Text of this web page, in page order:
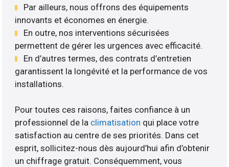
Par ailleurs, nous offrons des équipements
innovants et économes en énergie.
En outre, nos interventions sécurisées
permettent de gérer les urgences avec efficacité.
En d’autres termes, des contrats d’entretien
garantissent la longévité et la performance de vos
installations.
Pour toutes ces raisons, faites confiance à un
professionnel de la climatisation qui place votre
satisfaction au centre de ses priorités. Dans cet
esprit, sollicitez-nous dès aujourd’hui afin d’obtenir
un chiffrage gratuit. Conséquemment, vous